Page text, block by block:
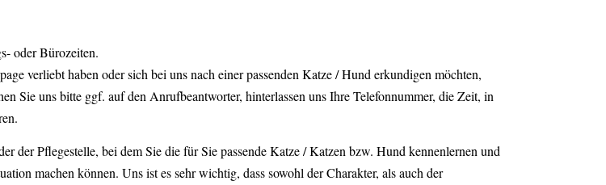
oder Bürozeiten.
verliebt haben oder sich bei uns nach einer passenden Katze / Hund erkundigen möchten,
Sie uns bitte ggf. auf den Anrufbeantworter, hinterlassen uns Ihre Telefonnummer, die Zeit, in
der Pflegestelle, bei dem Sie die für Sie passende Katze / Katzen bzw. Hund kennenlernen und
machen können. Uns ist es sehr wichtig, dass sowohl der Charakter, als auch der